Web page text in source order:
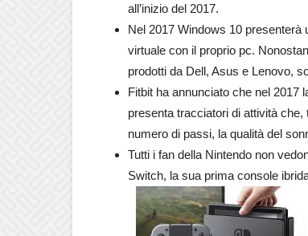
all’inizio del 2017.
Nel 2017 Windows 10 presenterà
virtuale con il proprio pc.
prodotti da Dell, Asus e Lenovo,
Fitbit ha annunciato che nel 2017
presenta tracciatori di attività
numero di passi, la qualità del
Tutti i fan della Nintendo non
Switch, la sua prima console